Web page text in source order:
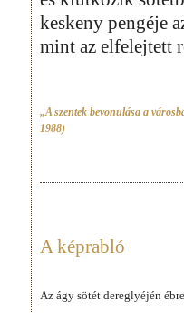
keskeny pengéje
mint az elfelejtett
„A szentek bevonulása a
1988)
A képrabló
Az ágy sötét dereglyéjén